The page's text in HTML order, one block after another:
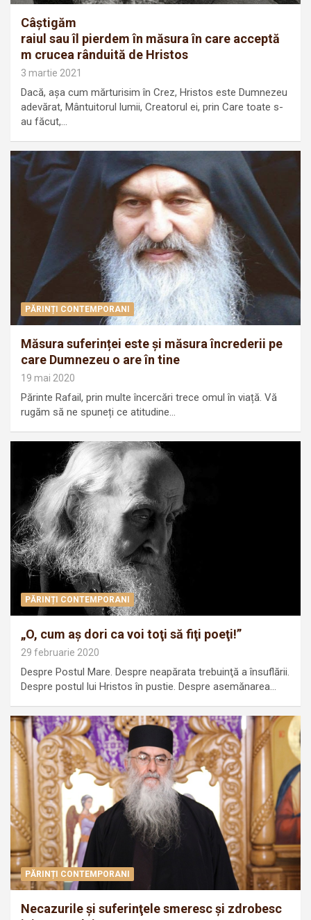
Câştigăm
raiul sau îl pierdem în măsura în care acceptă
m crucea rânduită de Hristos
3 martie 2021
Dacă, așa cum mărturisim în Crez, Hristos este Dumnezeu
adevărat, Mântuitorul lumii, Creatorul ei, prin Care toate s-
au făcut,…
PĂRINȚI CONTEMPORANI
Măsura suferinței este și măsura încrederii pe
care Dumnezeu o are în tine
19 mai 2020
Părinte Rafail, prin multe încercări trece omul în viață. Vă
rugăm să ne spuneți ce atitudine…
PĂRINȚI CONTEMPORANI
„O, cum aş dori ca voi toţi să fiţi poeţi!”
29 februarie 2020
Despre Postul Mare. Despre neapărata trebuinţă a însuflării.
Despre postul lui Hristos în pustie. Despre asemănarea…
PĂRINȚI CONTEMPORANI
Necazurile şi suferinţele smeresc şi zdrobesc